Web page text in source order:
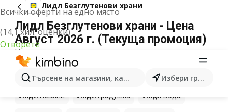
Всички оферти на едно място
(14,1 хил. оценки)
Отворете
Търсене на магазини, категории, продукти...Избери град
Лидл Безглутенови храни
Лидл Безглутенови храни - Цена
Август 2026 г. (Текуща промоция)
Не можахме да намерим резултати за този
термин.
Още продукти в магазините Лидл
Лидл Новини Лидл Градушка Лидл Вода